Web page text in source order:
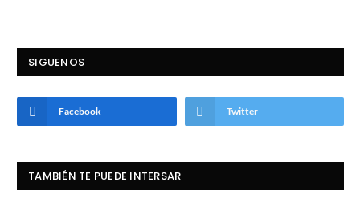
SIGUENOS
Facebook Twitter
TAMBIÉN TE PUEDE INTERSAR